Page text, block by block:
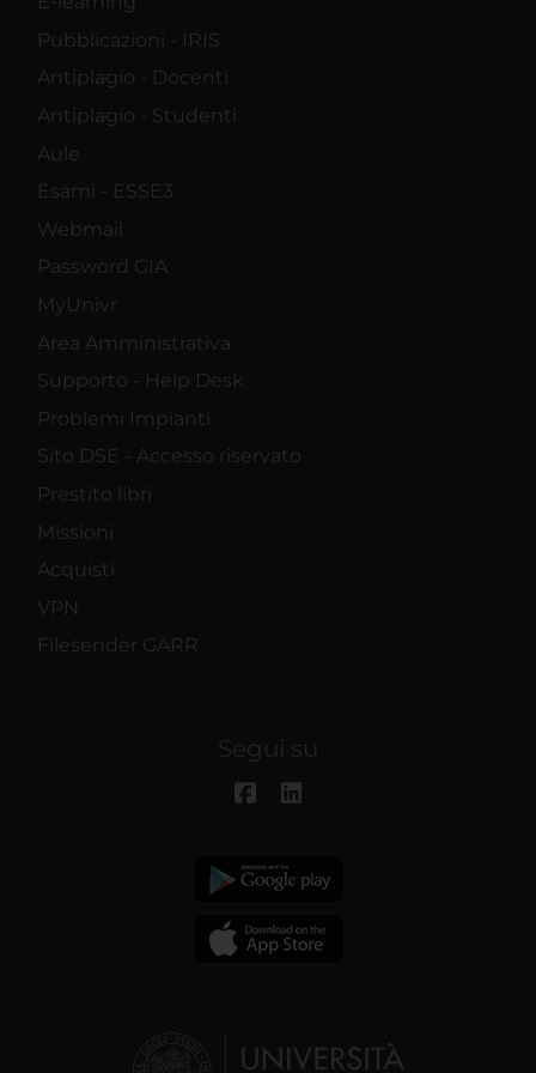
Pubblicazioni - IRIS
Antiplagio - Docenti
Antiplagio - Studenti
Aule
Esami - ESSE3
Webmail
Password GIA
MyUnivr
Area Amministrativa
Supporto - Help Desk
Problemi Impianti
Sito DSE - Accesso riservato
Prestito libri
Missioni
Acquisti
VPN
Filesender GARR
Segui su